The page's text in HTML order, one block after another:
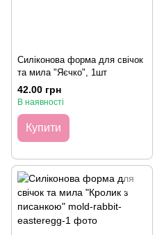
Силіконова форма для свічок
та мила "Яєчко", 1шт
42.00 грн
В наявності
Купити